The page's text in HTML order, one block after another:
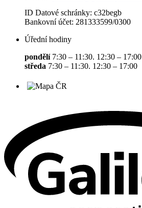
ID Datové schránky: c32begb
Bankovní účet: 281333599/0300
Úřední hodiny
pondělí7:30 – 11:30. 12:30 – 17:00
středa 7:30 – 11:30. 12:30 – 17:00